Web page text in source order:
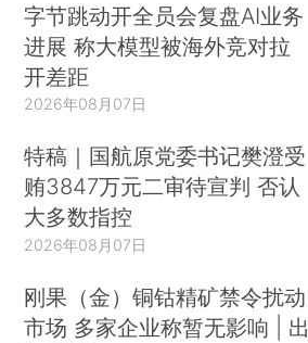
字节跳动开全员会复盘AI业务
进展 称大模型被海外竞对拉
开差距
2026年08月07日
特稿｜国航原党委书记樊澄受
贿3847万元二审待宣判 否认
大多数指控
2026年08月07日
刚果（金）铜钴精矿禁令扰动
市场 多家企业称暂无影响 | 出